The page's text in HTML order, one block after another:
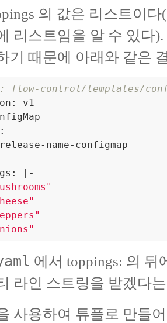
의 값은 리스트이다(
리스트임을 알 수 있다
기 때문에 아래와 같은
flow-control/templates/
v1
name-configmap
|-
에서 toppings: 의 뒤
라인 스트링을 받겠다
사용하여 튜플로 만들